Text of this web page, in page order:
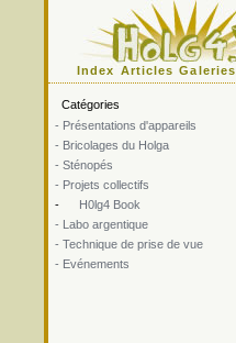
Index Articles Galeries
Catégories
- Présentations d'appareils
- Bricolages du Holga
- Sténopés
- Projets collectifs
-
H0lg4 Book
- Labo argentique
- Technique de prise de vue
- Evénements